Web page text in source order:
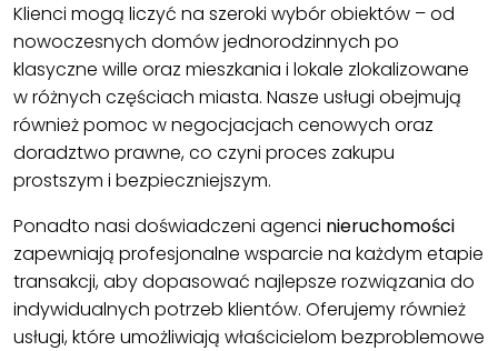
Klienci mogą liczyć na szeroki wybór obiektów – od
nowoczesnych domów jednorodzinnych po
klasyczne wille oraz mieszkania i lokale zlokalizowane
w różnych częściach miasta. Nasze usługi obejmują
również pomoc w negocjacjach cenowych oraz
doradztwo prawne, co czyni proces zakupu
prostszym i bezpieczniejszym.
Ponadto nasi doświadczeni agenci nieruchomości
zapewniają profesjonalne wsparcie na każdym etapie
transakcji, aby dopasować najlepsze rozwiązania do
indywidualnych potrzeb klientów. Oferujemy również
usługi, które umożliwiają właścicielom bezproblemowe